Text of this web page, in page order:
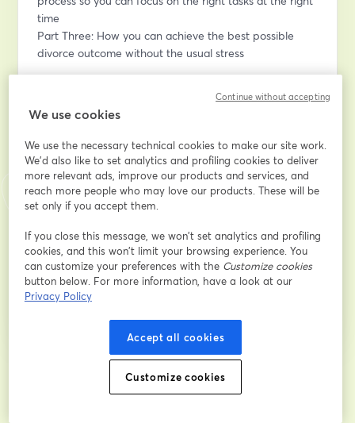
time
Part Three: How you can achieve the best possible
divorce outcome without the usual stress
Tên*
Họ*
Đăng ký
Bằng việc đăng ký, bạn xác nhận và đồng ý vớiĐiều khoản dịch vụ
mở trong tab mới
We use cookies
We use the necessary technical cookies to make our site work.
We'd also like to set analytics and profiling cookies to deliver
more relevant ads, improve our products and services, and
reach more people who may love our products. These will be
set only if you accept them.
If you close this message, we won’t set analytics and profiling
cookies, and this won’t limit your browsing experience. You
can customize your preferences with the Customize cookies
button below. For more information, have a look at our
Privacy Policy
Accept all cookies
Customize cookies
Continue without accepting